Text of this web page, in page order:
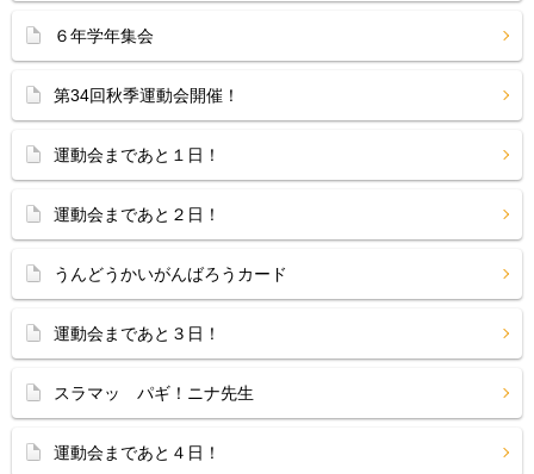
６年学年集会
第34回秋季運動会開催！
運動会まであと１日！
運動会まであと２日！
うんどうかいがんばろうカード
運動会まであと３日！
スラマッ パギ！ニナ先生
運動会まであと４日！